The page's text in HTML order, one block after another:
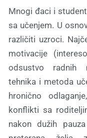
Mnogi đaci i
sa učenjem. U
različiti uzroci.
motivacije
odsustvo radnih
tehnika i metoda
hronično
konflikti sa
nakon dužih